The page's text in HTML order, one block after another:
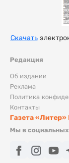
Редакция
Об издании
Реклама
Политика
Контакты
Газета «Литер»
Мы в социальных
Скачать